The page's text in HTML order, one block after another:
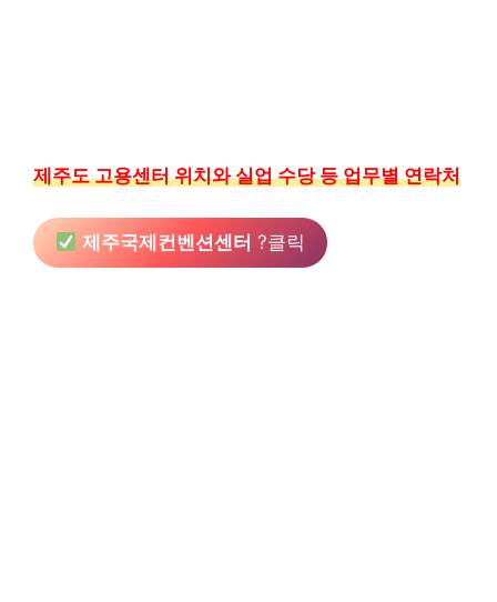
제주도 고용센터 위치와 실업 수당 등 업무별 연락처
제주국제컨벤션센터 ?클릭